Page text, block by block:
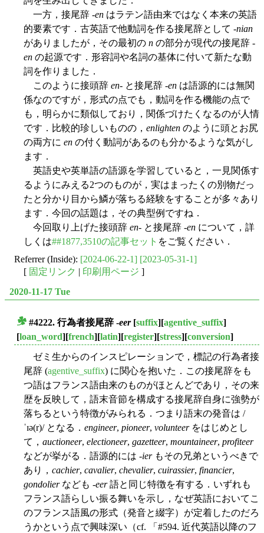
一方，接尾辞 -en はラテン語由来ではなく本来の英語
的要素です．古英語で他動詞を作る接尾辞として -nian
がありましたが，その最初の n の部分が現代の接尾辞 -
en の起源です．形容詞や名詞の基体に付いて新たな動
詞を作りました．
このように接頭辞 en- と接尾辞 -en は語源的には無関
係なのですが，形式の点でも，動詞を作る機能の点で
も，明らかに類似しており，関係づけたくなるのが人情
です．比較的珍しいものの， enlighten のように頭とお尻
の両方に en の付く動詞があるのも分かるような気がし
ます．
英語史や英単語の語源を学習していると，一見関係す
るようにみえる2つのものが，実はまったくの別物だっ
たと分かり目から鱗が落ちる経験をすることが多々あり
ます．今回の話題は，その典型例ですね．
今回取り上げた接頭辞 en- と接尾辞 -en について，詳
しくは##1877,3510の記事セット をご覧ください．
Referrer (Inside): [2024-06-22-1] [2023-05-31-1]
[ 固定リンク | 印刷用ページ ]
2020-11-17 Tue
#4222. 行為者接尾辞 -eer[suffix][agentive_suffix]
[loan_word][french][latin][register][stress][conversion]
ゼミ生からのインスピレーションで，標記の行為者接
尾辞 (agentive_suffix) に関心を抱いた．この接尾辞をも
つ語はフランス語由来のものがほとんどであり，その来
歴を反映して，語末音節を構成する接尾辞自身に強勢が
落ちるという特徴がみられる．つまり語末の発音は /
ˈɪə(r)/ となる． engineer, pioneer, volunteerをはじめとし
て， auctioneer, electioneer, gazetteer, mountaineer, profiteer
などが挙がる．語源的には -ierもその兄弟というべきで
あり， cachier, cavalier, chevalier, cuirassier, financier,
gondolierなども -eer語と同じ特徴を有する．いずれも
フランス語らしい振る舞いを示し，なぜ英語においてこ
のフランス語風の形式（発音と綴字）が定着したのだろ
うかという点で興味深い（cf. 「#594. 近代英語以降のフ